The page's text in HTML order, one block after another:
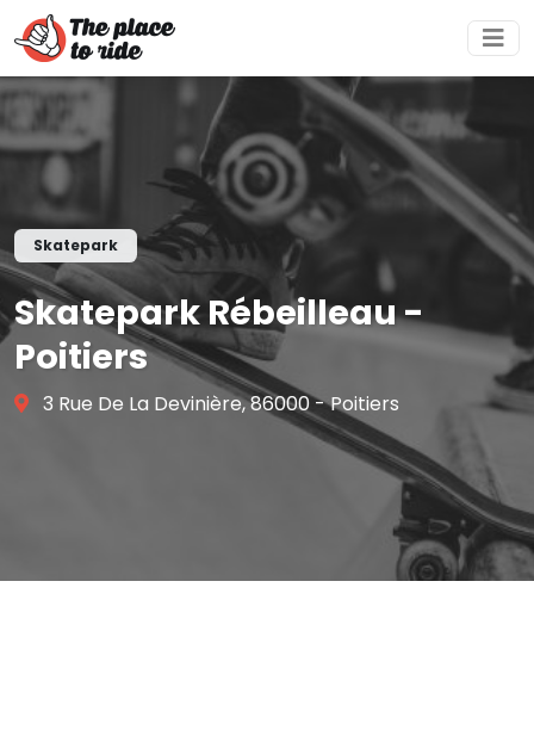
Skatepark
Skatepark Rébeilleau -
Poitiers
3 Rue De La Devinière, 86000 - Poitiers